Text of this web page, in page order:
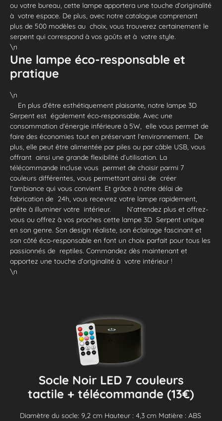
ou votre bureau, cette lampe apportera une touche d’originalité
à votre espace. De plus, avec notre catalogue comprenant
plus de 500 modèles au choix, vous trouverez certainement le
serpent qui correspond à vos goûts et à votre style.
\n
Une lampe éco-responsable et
pratique
\n
En plus d’être esthétiquement plaisante, notre lampe 3D
Serpent est également éco-responsable. Avec une
consommation d’énergie inférieure à 5W, elle vous permet de
faire des économies tout en préservant l’environnement. De
plus, elle peut être alimentée par piles ou par câble USB, vous
offrant ainsi une grande flexibilité d’utilisation. La
télécommande incluse vous permet de choisir parmi 7
couleurs différentes, vous permettant ainsi de créer
l’ambiance qui vous convient. Et grâce à notre délai de
fabrication de 24h, vous recevrez votre lampe rapidement,
prête à illuminer votre intérieur. N’attendez plus et offrez-
vous ou offrez à vos proches cette lampe 3D Serpent unique
en son genre. Son design réaliste, son éclairage fascinant et
son côté éco-responsable en font un choix parfait pour tous les
passionnés de reptiles. Commandez dès maintenant et
apportez une touche d’originalité à votre intérieur !
\n
Socle Noir LED 7 couleurs
tactile + télécommande (13€)
Diamètre du socle: 9,2 cm Hauteur : 4,3 cm Matière : ABS